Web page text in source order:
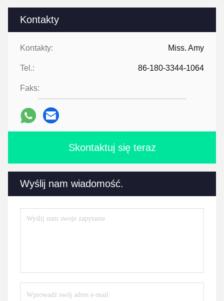
Kontakty
Kontakty: Miss. Amy
Tel.: 86-180-3344-1064
Faks:
Skontaktuj się teraz
Wyślij nam wiadomość.